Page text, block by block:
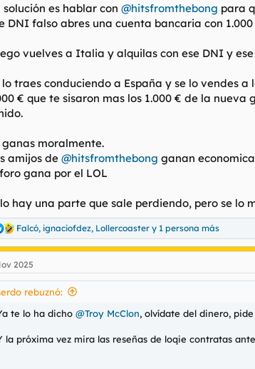
solución es hablar con @hitsfromthebong para
DNI falso abres una cuenta bancaria con
vuelves a Italia y alquilas con ese DNI y
lo traes conduciendo a España y se lo vendes
€ que te sisaron mas los 1.000 € de la
ganas moralmente.
amijos de @hitsfromthebong ganan
gana por el LOL
hay una parte que sale perdiendo, pero se lo
Falcó, ignaciofdez, Lollercoaster y 1 persona más
2025
rebuznó:
te lo ha dicho @Troy McClon, olvídate del dinero,
la próxima vez mira las reseñas de loqie contratas